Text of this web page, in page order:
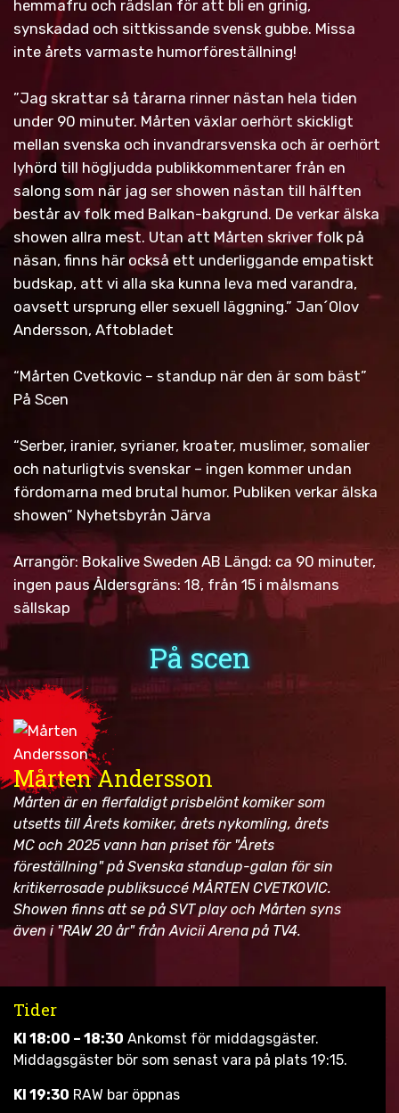
hemmafru och rädslan för att bli en grinig,
synskadad och sittkissande svensk gubbe. Missa
inte årets varmaste humorföreställning!
”Jag skrattar så tårarna rinner nästan hela tiden
under 90 minuter. Mårten växlar oerhört skickligt
mellan svenska och invandrarsvenska och är oerhört
lyhörd till högljudda publikkommentarer från en
salong som när jag ser showen nästan till hälften
består av folk med Balkan-bakgrund. De verkar älska
showen allra mest. Utan att Mårten skriver folk på
näsan, finns här också ett underliggande empatiskt
budskap, att vi alla ska kunna leva med varandra,
oavsett ursprung eller sexuell läggning.” Jan´Olov
Andersson, Aftobladet
“Mårten Cvetkovic – standup när den är som bäst”
På Scen
“Serber, iranier, syrianer, kroater, muslimer, somalier
och naturligtvis svenskar – ingen kommer undan
fördomarna med brutal humor. Publiken verkar älska
showen” Nyhetsbyrån Järva
Arrangör: Bokalive Sweden AB Längd: ca 90 minuter,
ingen paus Åldersgräns: 18, från 15 i målsmans
sällskap
På scen
Mårten Andersson
Mårten är en flerfaldigt prisbelönt komiker som
utsetts till Årets komiker, årets nykomling, årets
MC och 2025 vann han priset för "Årets
föreställning" på Svenska standup-galan för sin
kritikerrosade publiksuccé MÅRTEN CVETKOVIC.
Showen finns att se på SVT play och Mårten syns
även i "RAW 20 år" från Avicii Arena på TV4.
Tider
Kl 18:00 – 18:30 Ankomst för middagsgäster.
Middagsgäster bör som senast vara på plats 19:15.
Kl 19:30 RAW bar öppnas